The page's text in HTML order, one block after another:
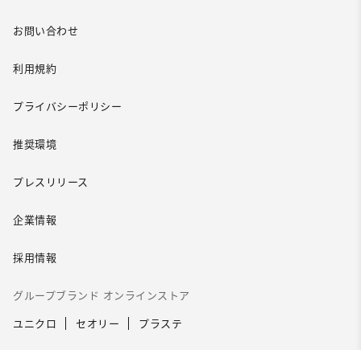
お問い合わせ
利用規約
プライバシーポリシー
推奨環境
プレスリリース
企業情報
採用情報
グループブランド オンラインストア
ユニクロ セオリー プラステ